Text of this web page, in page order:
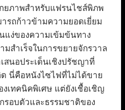
ยภาพสำหรับแฟรนไชส์พิภพ
รถก้าวข้ามความยอดเยี่ยม
แง่ของความเข้มข้นทาง
สำเร็จในการขยายจักรวาล
สนอประเด็นเชิงปรัชญาที่
นี่คือหนังไซไฟที่ไม่ได้ขาย
เทคนิคพิเศษ แต่ยังเชื้อเชิญ
รอบตัวและธรรมชาติของ